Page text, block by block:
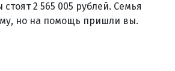
2 565 005 рублей. Семья
но на помощь пришли вы.